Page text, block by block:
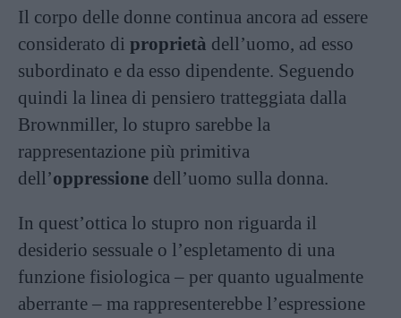
Il corpo delle donne continua ancora ad essere
considerato di proprietà dell’uomo, ad esso
subordinato e da esso dipendente. Seguendo
quindi la linea di pensiero tratteggiata dalla
Brownmiller, lo stupro sarebbe la
rappresentazione più primitiva
dell’oppressione dell’uomo sulla donna.
In quest’ottica lo stupro non riguarda il
desiderio sessuale o l’espletamento di una
funzione fisiologica – per quanto ugualmente
aberrante – ma rappresenterebbe l’espressione